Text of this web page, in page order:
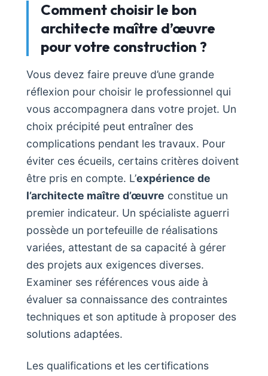
Comment choisir le bon
architecte maître d’œuvre
pour votre construction ?
Vous devez faire preuve d’une grande
réflexion pour choisir le professionnel qui
vous accompagnera dans votre projet. Un
choix précipité peut entraîner des
complications pendant les travaux. Pour
éviter ces écueils, certains critères doivent
être pris en compte. L’expérience de
l’architecte maître d’œuvre constitue un
premier indicateur. Un spécialiste aguerri
possède un portefeuille de réalisations
variées, attestant de sa capacité à gérer
des projets aux exigences diverses.
Examiner ses références vous aide à
évaluer sa connaissance des contraintes
techniques et son aptitude à proposer des
solutions adaptées.
Les qualifications et les certifications